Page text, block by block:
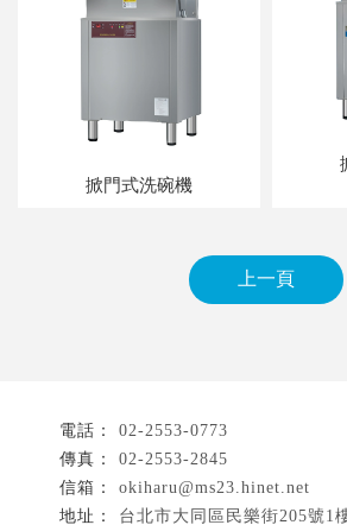
掀門式洗碗機
上一頁
02-2553-0773
02-2553-2845
okiharu@ms23.hinet.net
台北市大同區民樂街205號1